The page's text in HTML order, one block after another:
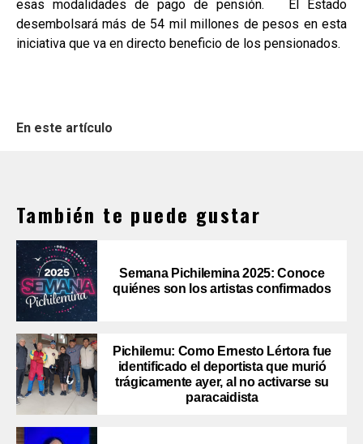
esas modalidades de pago de pensión. El Estado
desembolsará más de 54 mil millones de pesos en esta
iniciativa que va en directo beneficio de los pensionados.
En este artículo
También te puede gustar
Semana Pichilemina 2025: Conoce
quiénes son los artistas confirmados
Pichilemu: Como Ernesto Lértora fue
identificado el deportista que murió
trágicamente ayer, al no activarse su
paracaidista